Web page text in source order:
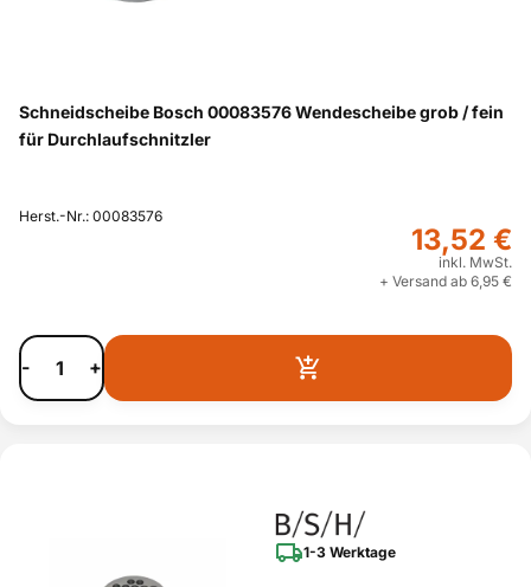
Schneidscheibe Bosch 00083576 Wendescheibe grob / fein
für Durchlaufschnitzler
Herst.-Nr.: 00083576
13,52 €
inkl. MwSt.
+ Versand ab 6,95 €
- +
1-3 Werktage